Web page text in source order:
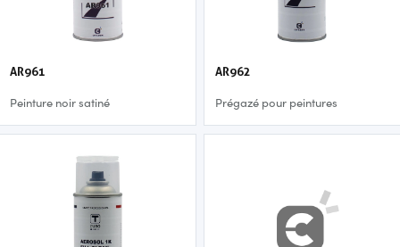
AR961
Peinture noir satiné
AR962
Prégazé pour peintures